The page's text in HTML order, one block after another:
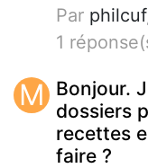
Par
1
M Bonjour.
dossiers
recettes
faire ?